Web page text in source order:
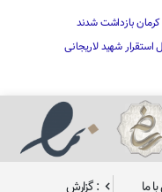
شهید لاریجانی
ما : گزارش